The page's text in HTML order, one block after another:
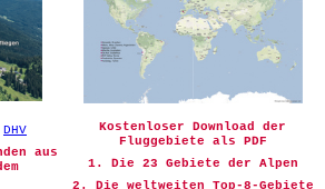
DHV
aus
Kostenloser Download der
Fluggebiete als PDF
1. Die 23 Gebiete der Alpen
2. Die weltweiten Top-8-Gebiete